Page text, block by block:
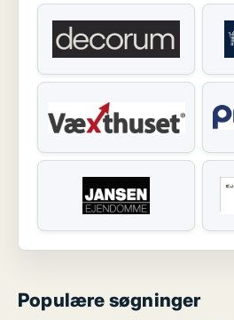
Populære søgninger